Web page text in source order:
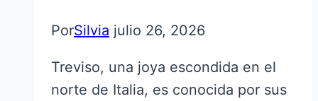
PorSilvia julio 26, 2026
Treviso, una joya escondida en el
norte de Italia, es conocida por sus